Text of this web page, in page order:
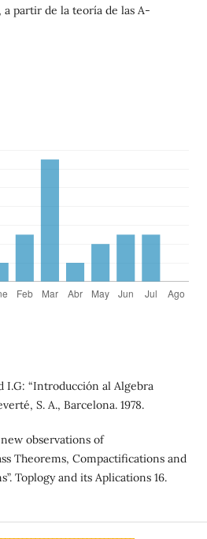
partir de la teoría de las A-
I.G: “Introducción al Algebra
S. A., Barcelona. 1978.
observations of
Theorems, Compactifications and
Toplogy and its Aplications 16.